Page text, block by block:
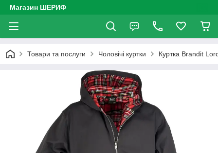
Магазин ШЕРИФ
Товари та послуги Чоловічі куртки Куртка Brandit